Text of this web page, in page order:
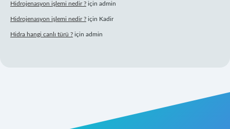
Hidrojenasyon işlemi nedir ? için admin
Hidrojenasyon işlemi nedir ? için Kadir
Hidra hangi canlı türü ? için admin